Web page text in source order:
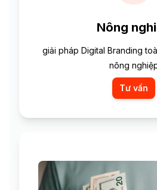
Nông
giải pháp Digital Branding
nông
Tư vấn